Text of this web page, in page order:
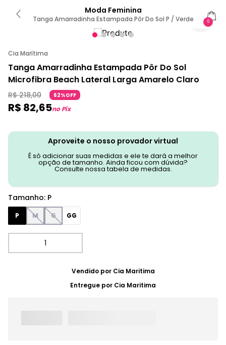
Moda Feminina
Tanga Amarradinha Estampada Pôr Do Sol P / Verde 0
Cia Marítima
Tanga Amarradinha Estampada Pôr Do Sol
Microfibra Beach Lateral Larga Amarelo Claro
R$ 218,00 62%OFF
R$ 82,65no Pix
Aproveite o nosso provador virtual
É só adicionar suas medidas e ele te dará a melhor
opção de tamanho. Ainda ficou com dúvida?
Consulte nossa tabela de medidas.
Tamanho: P
P M G GG
Vendido por Cia Maritima
Entregue por Cia Maritima